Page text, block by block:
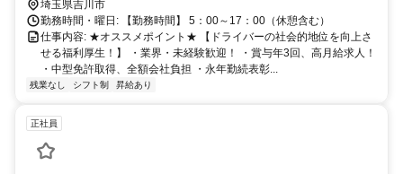
埼玉県吉川市
勤務時間・曜日: 【勤務時間】 5：00～17：00（休憩含む）
仕事内容: ★オススメポイント★ 【ドライバーの社会的地位を向上さ
せる福利厚生！】 ・業界・未経験歓迎！ ・賞与年3回、高月給求人！
・中型免許取得、全額会社負担 ・永年勤続表彰...
残業なし シフト制 昇給あり
正社員